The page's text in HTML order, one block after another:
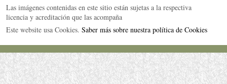
Las imágenes contenidas en este sitio están sujetas a la respectiva
licencia y acreditación que las acompaña
Este website usa Cookies. Saber más sobre nuestra política de Cookies